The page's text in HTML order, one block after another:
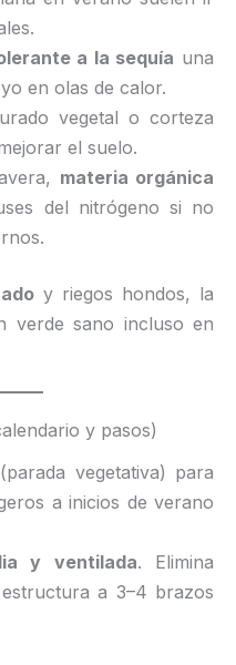
a la sequía una
en olas de calor.
vegetal o corteza
el suelo.
materia orgánica
del nitrógeno si no
y riegos hondos, la
verde sano incluso en
y pasos)
vegetativa) para
a inicios de verano
y ventilada. Elimina
a 3–4 brazos